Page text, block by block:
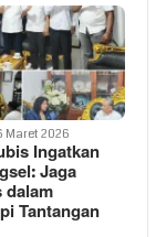
Maret 2026
Ingatkan
Jaga
Tantangan